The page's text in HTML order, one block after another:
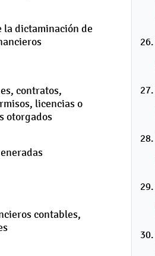
la dictaminación de
contratos,
licencias o
otorgados
contables,